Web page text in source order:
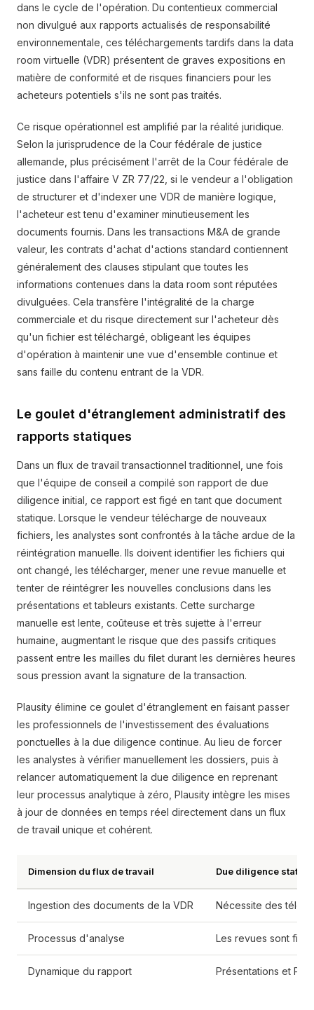
dans le cycle de l'opération. Du contentieux commercial
non divulgué aux rapports actualisés de responsabilité
environnementale, ces téléchargements tardifs dans la data
room virtuelle (VDR) présentent de graves expositions en
matière de conformité et de risques financiers pour les
acheteurs potentiels s'ils ne sont pas traités.
Ce risque opérationnel est amplifié par la réalité juridique.
Selon la jurisprudence de la Cour fédérale de justice
allemande, plus précisément l'arrêt de la Cour fédérale de
justice dans l'affaire V ZR 77/22, si le vendeur a l'obligation
de structurer et d'indexer une VDR de manière logique,
l'acheteur est tenu d'examiner minutieusement les
documents fournis. Dans les transactions M&A de grande
valeur, les contrats d'achat d'actions standard contiennent
généralement des clauses stipulant que toutes les
informations contenues dans la data room sont réputées
divulguées. Cela transfère l'intégralité de la charge
commerciale et du risque directement sur l'acheteur dès
qu'un fichier est téléchargé, obligeant les équipes
d'opération à maintenir une vue d'ensemble continue et
sans faille du contenu entrant de la VDR.
Le goulet d'étranglement administratif des
rapports statiques
Dans un flux de travail transactionnel traditionnel, une fois
que l'équipe de conseil a compilé son rapport de due
diligence initial, ce rapport est figé en tant que document
statique. Lorsque le vendeur télécharge de nouveaux
fichiers, les analystes sont confrontés à la tâche ardue de la
réintégration manuelle. Ils doivent identifier les fichiers qui
ont changé, les télécharger, mener une revue manuelle et
tenter de réintégrer les nouvelles conclusions dans les
présentations et tableurs existants. Cette surcharge
manuelle est lente, coûteuse et très sujette à l'erreur
humaine, augmentant le risque que des passifs critiques
passent entre les mailles du filet durant les dernières heures
sous pression avant la signature de la transaction.
Plausity élimine ce goulet d'étranglement en faisant passer
les professionnels de l'investissement des évaluations
ponctuelles à la due diligence continue. Au lieu de forcer
les analystes à vérifier manuellement les dossiers, puis à
relancer automatiquement la due diligence en reprenant
leur processus analytique à zéro, Plausity intègre les mises
à jour de données en temps réel directement dans un flux
de travail unique et cohérent.
Dimension du flux de travail Due diligence
Ingestion des documents de la VDR Nécessite des
Processus d'analyse Les revues sont
Dynamique du rapport Présentations et